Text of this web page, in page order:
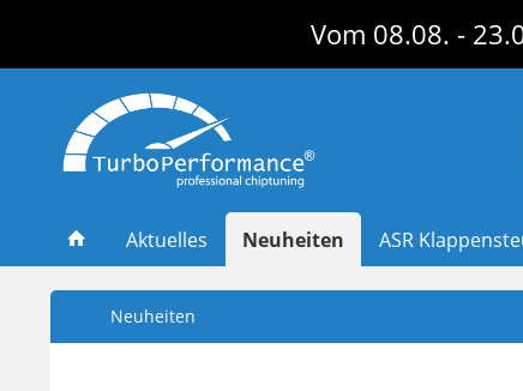
Vom 08.08. -
Aktuelles Neuheiten ASR
Neuheiten